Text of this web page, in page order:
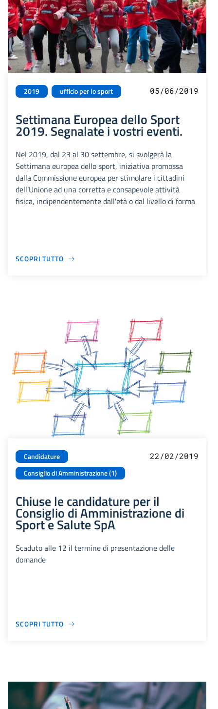
2019 ufficio per lo sport 05/06/2019
Settimana Europea dello Sport
2019. Segnalate i vostri eventi.
Nel 2019, dal 23 al 30 settembre, si svolgerà la
Settimana europea dello sport, iniziativa promossa
dalla Commissione europea per stimolare i cittadini
dell’Unione ad una corretta e consapevole attività
fisica, indipendentemente dall'età o dal livello di forma
SCOPRI TUTTO
Candidature
Consiglio di Amministrazione (1)
22/02/2019
Chiuse le candidature per il
Consiglio di Amministrazione di
Sport e Salute SpA
Scaduto alle 12 il termine di presentazione delle
domande
SCOPRI TUTTO